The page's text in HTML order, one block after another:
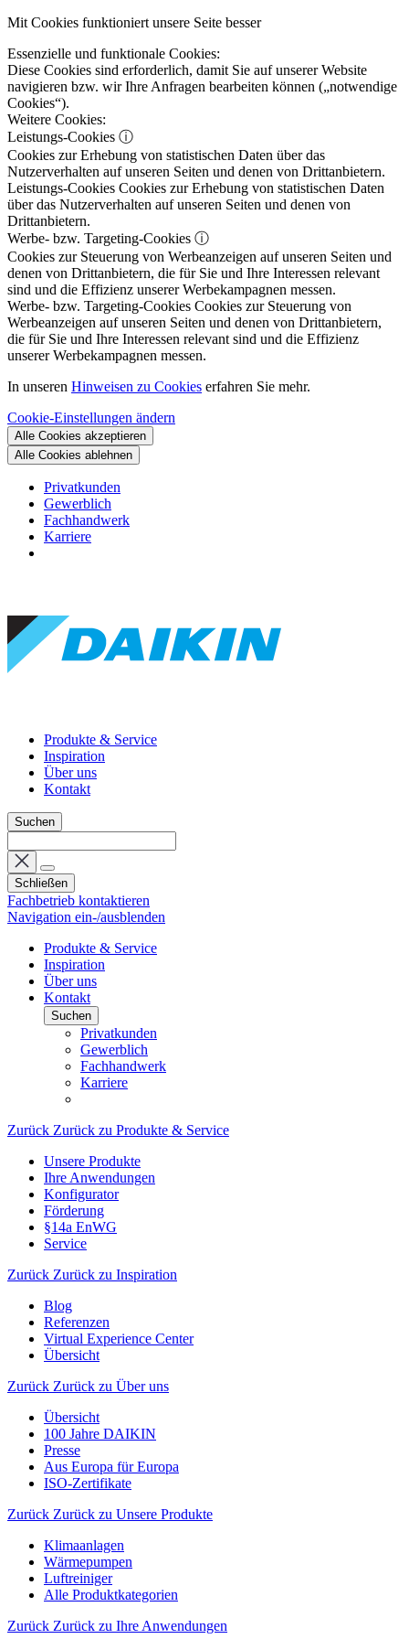
Mit Cookies funktioniert unsere Seite besser
Essenzielle und funktionale Cookies:
Diese Cookies sind erforderlich, damit Sie auf unserer Website
navigieren bzw. wir Ihre Anfragen bearbeiten können („notwendige
Cookies“).
Weitere Cookies:
Leistungs-Cookies ⓘ
Cookies zur Erhebung von statistischen Daten über das
Nutzerverhalten auf unseren Seiten und denen von Drittanbietern.
Leistungs-Cookies Cookies zur Erhebung von statistischen Daten
über das Nutzerverhalten auf unseren Seiten und denen von
Drittanbietern.
Werbe- bzw. Targeting-Cookies ⓘ
Cookies zur Steuerung von Werbeanzeigen auf unseren Seiten und
denen von Drittanbietern, die für Sie und Ihre Interessen relevant
sind und die Effizienz unserer Werbekampagnen messen.
Werbe- bzw. Targeting-Cookies Cookies zur Steuerung von
Werbeanzeigen auf unseren Seiten und denen von Drittanbietern,
die für Sie und Ihre Interessen relevant sind und die Effizienz
unserer Werbekampagnen messen.
In unseren Hinweisen zu Cookies erfahren Sie mehr.
Cookie-Einstellungen ändern
Alle Cookies akzeptieren
Alle Cookies ablehnen
Privatkunden
Gewerblich
Fachhandwerk
Karriere
Produkte & Service
Inspiration
Über uns
Kontakt
Suchen
Schließen
Fachbetrieb kontaktieren
Navigation ein-/ausblenden
Produkte & Service
Inspiration
Über uns
Kontakt
Suchen
Privatkunden
Gewerblich
Fachhandwerk
Karriere
Zurück Zurück zu Produkte & Service
Unsere Produkte
Ihre Anwendungen
Konfigurator
Förderung
§14a EnWG
Service
Zurück Zurück zu Inspiration
Blog
Referenzen
Virtual Experience Center
Übersicht
Zurück Zurück zu Über uns
Übersicht
100 Jahre DAIKIN
Presse
Aus Europa für Europa
ISO-Zertifikate
Zurück Zurück zu Unsere Produkte
Klimaanlagen
Wärmepumpen
Luftreiniger
Alle Produktkategorien
Zurück Zurück zu Ihre Anwendungen